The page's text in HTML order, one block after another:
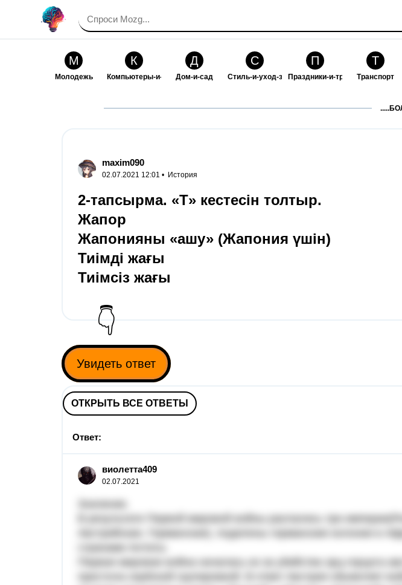
М
Молодежь
К
Компьютеры-и-электроника
Д
Дом-и-сад
С
Стиль-и-уход-за-собой
П
Праздники-и-традиции
Т
Транспорт
maxim090
02.07.2021 12:01 • История
2-тапсырма. «Т» кестесін толтыр.
Жапор
Жапонияны «ашу» (Жапония үшін)
Тиімді жағы
Тиімсіз жағы​
👇
Увидеть ответ
ОТКРЫТЬ ВСЕ ОТВЕТЫ
Ответ:
виолетта409
02.07.2021
В результате Первой мировой войны распались три
Австрийская, Германская), поделены германские колонии в
Первая мировая война началась из за убийства эрц-герцога